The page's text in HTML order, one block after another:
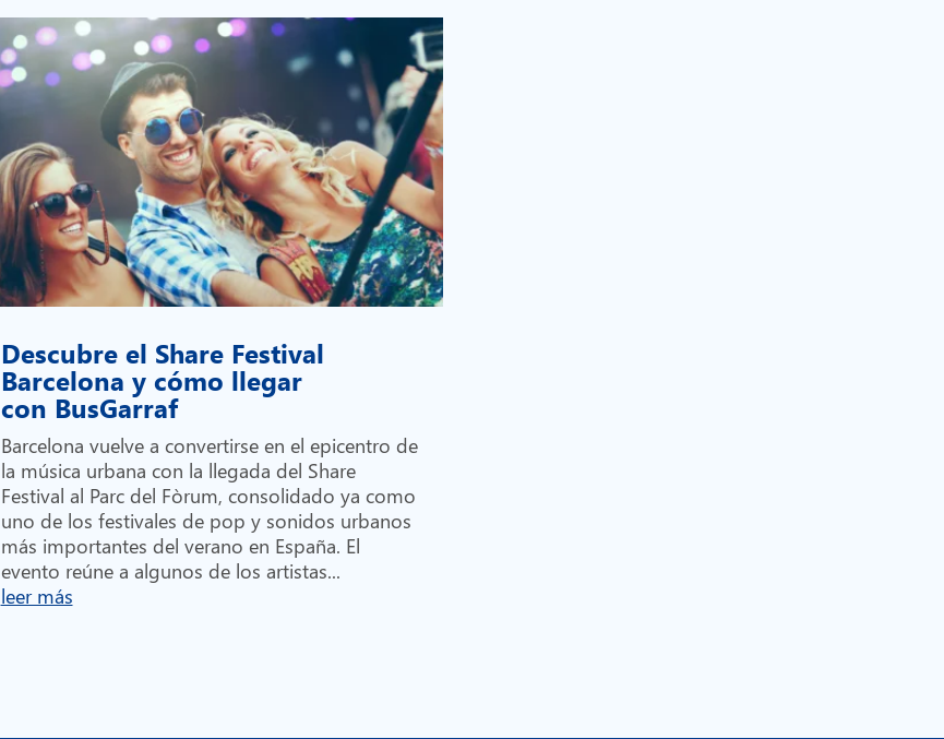
Descubre el Share Festival
Barcelona y cómo llegar
con BusGarraf
Barcelona vuelve a convertirse en el epicentro de
la música urbana con la llegada del Share
Festival al Parc del Fòrum, consolidado ya como
uno de los festivales de pop y sonidos urbanos
más importantes del verano en España. El
evento reúne a algunos de los artistas...
leer más